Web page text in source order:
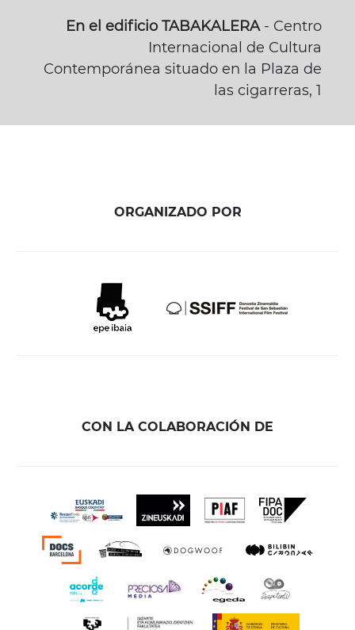
En el edificio TABAKALERA- Centro
Internacional de Cultura
Contemporánea situado en la Plaza de
las cigarreras, 1
ORGANIZADO POR
CON LA COLABORACIÓN DE